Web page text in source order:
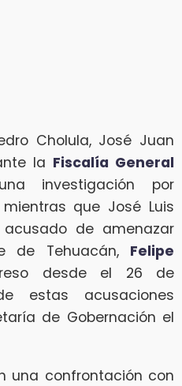
Cholula, José Juan
la Fiscalía General
investigación por
que José Luis
de amenazar
de Tehuacán, Felipe
desde el 26 de
estas acusaciones
de Gobernación el
una confrontación con